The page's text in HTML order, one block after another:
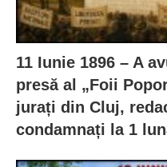
11 Iunie 1896 – A
presă al „Foii
jurați din Cluj,
condamnați la 1